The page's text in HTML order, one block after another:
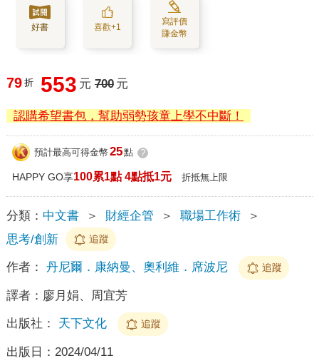
好書 喜歡+1
寫評價
賺金幣
79 折 553 元 700 元
認購希望書包，幫助弱勢孩童上學不中斷！
預計最高可得金幣 25點 ?
HAPPY GO享100累1點 4點抵1元 折抵無上限
分類： 中文書 ＞ 財經企管 ＞ 職場工作術
＞
思考/創新
追蹤
作者： 丹尼爾．康納曼、奧利維．席波尼 追蹤
譯者： 廖月娟、周宜芳
出版社： 天下文化 追蹤
出版日： 2024/04/11